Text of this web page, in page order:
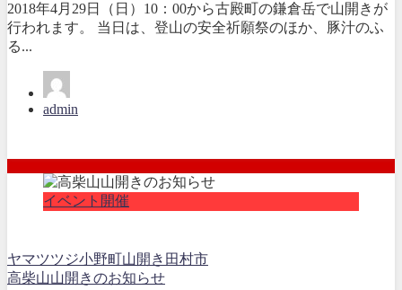
2018年4月29日（日）10：00から古殿町の鎌倉岳で山開きが
行われます。 当日は、登山の安全祈願祭のほか、豚汁のふ
る...
admin
イベント開催
ヤマツツジ小野町山開き 田村市
高柴山山開きのお知らせ